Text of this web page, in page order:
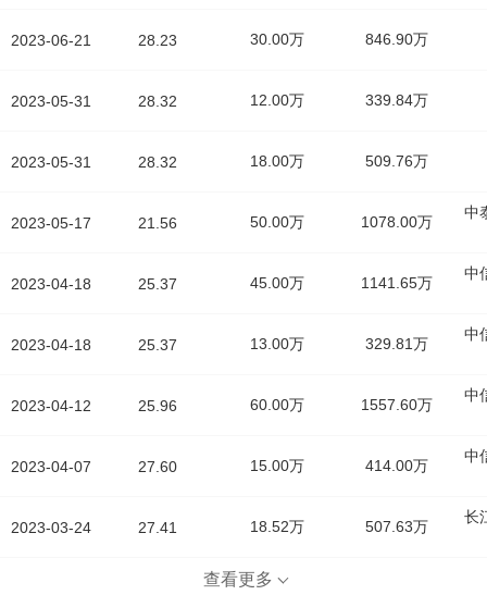
2023-06-21
2023-05-31
2023-05-31
2023-05-17
2023-04-18
2023-04-18
2023-04-12
2023-04-07
2023-03-24
28.23 30.00万 846.90万
28.32 12.00万 339.84万
28.32 18.00万 509.76万
21.56 50.00万 1078.00万
中
25.37 45.00万 1141.65万
中
25.37 13.00万 329.81万
中
25.96 60.00万 1557.60万
中
27.60 15.00万 414.00万
中
27.41 18.52万 507.63万
长
查看更多